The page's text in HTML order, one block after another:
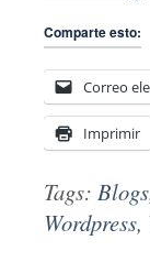
Comparte esto:
Correo
Imprimir
Tags: Blogs
Wordpress,